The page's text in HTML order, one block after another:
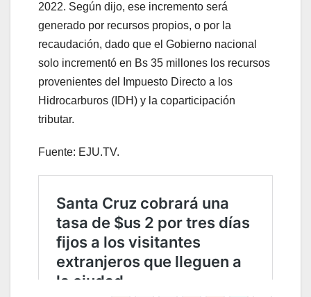
2022. Según dijo, ese incremento será
generado por recursos propios, o por la
recaudación, dado que el Gobierno nacional
solo incrementó en Bs 35 millones los recursos
provenientes del Impuesto Directo a los
Hidrocarburos (IDH) y la coparticipación
tributar.
Fuente: EJU.TV.